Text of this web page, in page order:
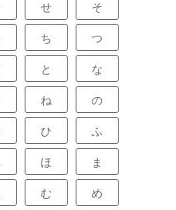
せ そ
ち つ
と な
ね の
ひ ふ
ほ ま
む め